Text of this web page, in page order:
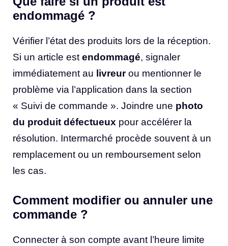
endommagé ?
Vérifier l’état des produits lors de la réception.
Si un article est endommagé, signaler
immédiatement au livreurou mentionner le
problème via l’application dans la section
« Suivi de commande ». Joindre une photo
du produit défectueux pour accélérer la
résolution. Intermarché procède souvent à un
remplacement ou un remboursement selon
les cas.
Comment modifier ou annuler une
commande ?
Connecter à son compte avant l’heure limite